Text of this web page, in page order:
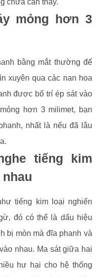
chưa cần thay.
mỏng hơn 3
bằng mắt thường để
xuyên qua các nan hoa
được bố trí ép sát vào
hơn 3 milimet, bạn
nhất là nếu đã lâu
tiếng kim
tiếng kim loại nghiến
đó có thể là dấu hiệu
bị mòn mà đĩa phanh và
nhau. Ma sát giữa hai
hư hại cho hệ thống